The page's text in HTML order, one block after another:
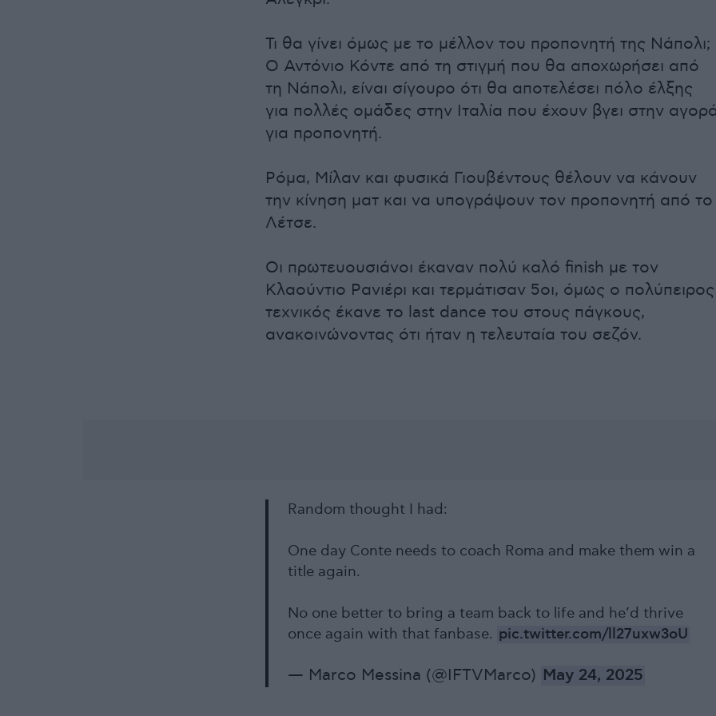
Τι θα γίνει όμως με το μέλλον του προπονητή της Νάπολι;
Ο Αντόνιο Κόντε από τη στιγμή που θα αποχωρήσει από
τη Νάπολι, είναι σίγουρο ότι θα αποτελέσει πόλο έλξης
για πολλές ομάδες στην Ιταλία που έχουν βγει στην
για προπονητή.
Ρόμα, Μίλαν και φυσικά Γιουβέντους θέλουν να κάνουν
την κίνηση ματ και να υπογράψουν τον προπονητή από το
Λέτσε.
Οι πρωτευουσιάνοι έκαναν πολύ καλό finish με τον
Κλαούντιο Ρανιέρι και τερμάτισαν 5οι, όμως ο πολύπειρος
τεχνικός έκανε το last dance του στους πάγκους,
ανακοινώνοντας ότι ήταν η τελευταία του σεζόν.
Random thought I had:
One day Conte needs to coach Roma and make them win a
title again.
No one better to bring a team back to life and he’d thrive
once again with that fanbase. pic.twitter.com/ll27uxw3oU
— Marco Messina (@IFTVMarco) May 24, 2025